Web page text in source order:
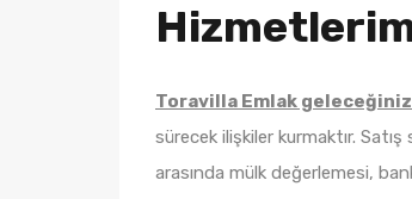
Toravilla Emlak
sürecek ilişkiler kurmaktır.
arasında mülk değerlemesi,